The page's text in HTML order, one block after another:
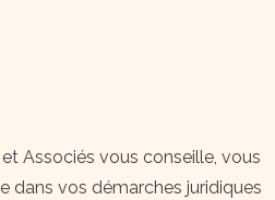
Associés vous conseille, vous
dans vos démarches juridiques